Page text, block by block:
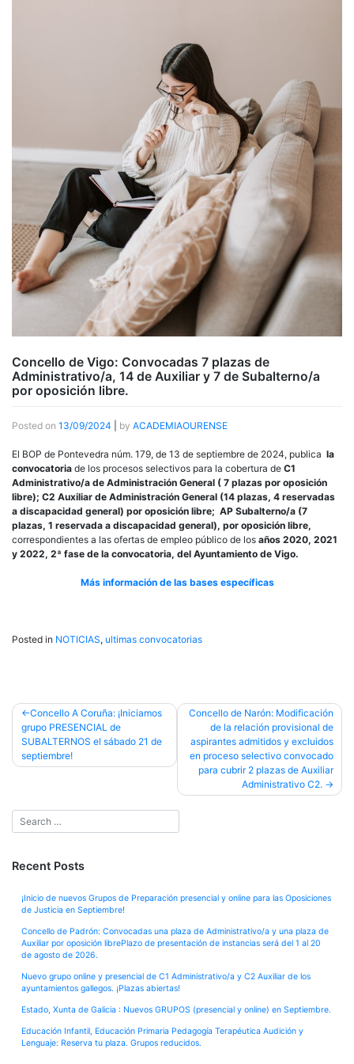
Concello de Vigo: Convocadas 7 plazas de
Administrativo/a, 14 de Auxiliar y 7 de Subalterno/a
por oposición libre.
Posted on 13/09/2024 by ACADEMIAOURENSE
El BOP de Pontevedra núm. 179, de 13 de septiembre de 2024, publica la
convocatoria de los procesos selectivos para la cobertura de C1
Administrativo/a de Administración General ( 7 plazas por oposición
libre); C2 Auxiliar de Administración General (14 plazas, 4 reservadas
a discapacidad general) por oposición libre; AP Subalterno/a (7
plazas, 1 reservada a discapacidad general), por oposición libre,
correspondientes a las ofertas de empleo público de los años 2020, 2021
y 2022, 2ª fase de la convocatoria, del Ayuntamiento de Vigo.
Más información de las bases específicas
Posted in NOTICIAS, ultimas convocatorias
Post
navigation
Concello A Coruña: ¡Iniciamos
grupo PRESENCIAL de
SUBALTERNOS el sábado 21 de
septiembre!
Concello de Narón: Modificación
de la relación provisional de
aspirantes admitidos y excluidos
en proceso selectivo convocado
para cubrir 2 plazas de Auxiliar
Administrativo C2.
Recent Posts
¡Inicio de nuevos Grupos de Preparación presencial y online para las Oposiciones
de Justicia en Septiembre!
Concello de Padrón: Convocadas una plaza de Administrativo/a y una plaza de
Auxiliar por oposición librePlazo de presentación de instancias será del 1 al 20
de agosto de 2026.
Nuevo grupo online y presencial de C1 Administrativo/a y C2 Auxiliar de los
ayuntamientos gallegos. ¡Plazas abiertas!
Estado, Xunta de Galicia : Nuevos GRUPOS (presencial y online) en Septiembre.
Educación Infantil, Educación Primaria Pedagogía Terapéutica Audición y
Lenguaje: Reserva tu plaza. Grupos reducidos.